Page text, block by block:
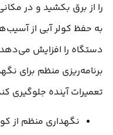
را از برق بکشید و در
به حفظ کولر آبی از
دستگاه را افزایش
برنامه‌ریزی منظم برای
تعمیرات آینده جلوگیری
نگهداری منظم از